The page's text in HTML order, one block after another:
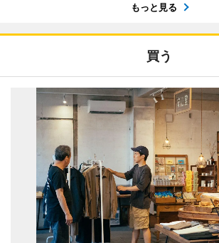
もっと見る
買う